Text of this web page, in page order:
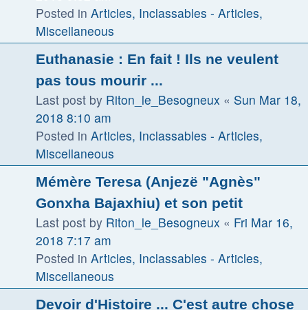
Posted in Articles, Inclassables - Articles,
Miscellaneous
Euthanasie : En fait ! Ils ne veulent
pas tous mourir ...
Last post by Riton_le_Besogneux « Sun Mar 18,
2018 8:10 am
Posted in Articles, Inclassables - Articles,
Miscellaneous
Mémère Teresa (Anjezë "Agnès"
Gonxha Bajaxhiu) et son petit
Last post by Riton_le_Besogneux « Fri Mar 16,
2018 7:17 am
Posted in Articles, Inclassables - Articles,
Miscellaneous
Devoir d'Histoire ... C'est autre chose